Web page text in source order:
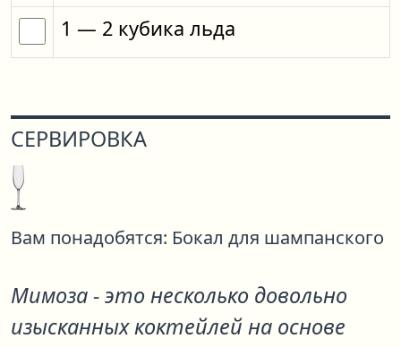
1 — 2 кубика льда
СЕРВИРОВКА
Вам понадобятся: Бокал для шампанского
Мимоза - это несколько довольно
изысканных коктейлей на основе